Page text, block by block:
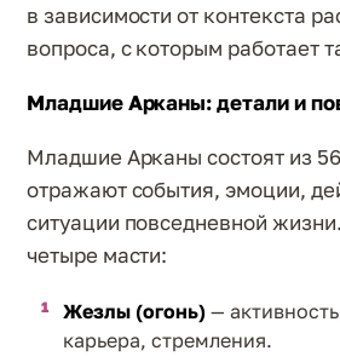
в зависимости от контекста
вопроса, с которым работает
Младшие Арканы: детали и
Младшие Арканы состоят из
отражают события, эмоции,
ситуации повседневной
четыре масти:
Жезлы (огонь) —
карьера, стремления.